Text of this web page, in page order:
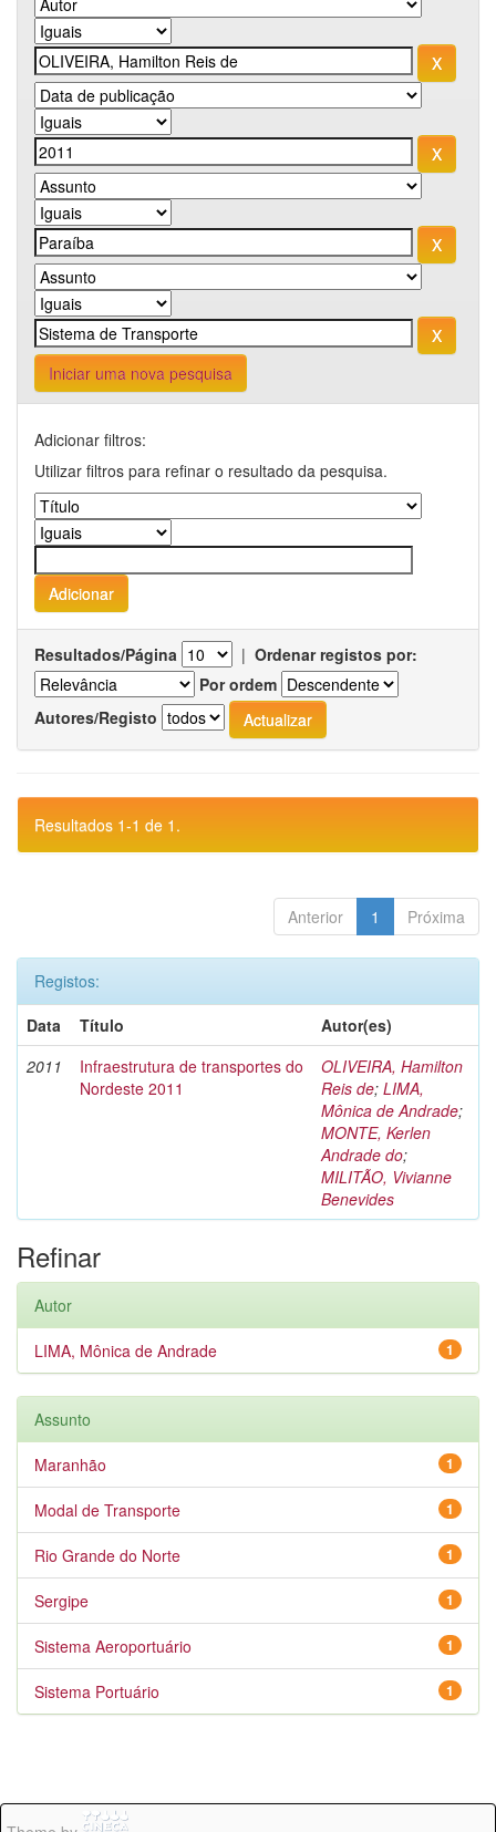
Iniciar uma nova pesquisa
Adicionar filtros:
Utilizar filtros para refinar o resultado da pesquisa.
Resultados/Página | Ordenar registos por:
Por ordem
Autores/Registo
Resultados 1-1 de 1.
Anterior 1 Próxima
Registos:
Data
Título
Autor(es)
2011
Infraestrutura de transportes do
Nordeste 2011
OLIVEIRA, Hamilton
Reis de; LIMA,
Mônica de Andrade;
MONTE, Kerlen
Andrade do;
MILITÃO, Vivianne
Benevides
Refinar
Autor
1
LIMA, Mônica de Andrade
Assunto
1
Maranhão
1
Modal de Transporte
1
Rio Grande do Norte
1
Sergipe
1
Sistema Aeroportuário
1
Sistema Portuário